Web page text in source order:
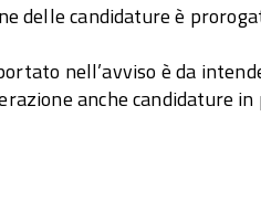
delle candidature è
nell’avviso è da
anche candidature